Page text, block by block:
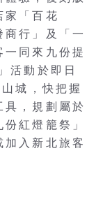
家「百花
行」及「一
一同來九份提
活動於即日
城，快把握
具，規劃屬於
紅燈籠祭」
入新北旅客